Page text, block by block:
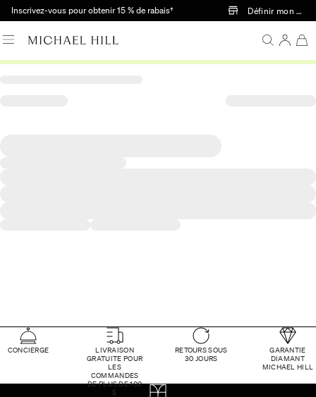
Passer au contenu principal
Inscrivez-vous pour obtenir 15 % de rabais† Définir mon
CONCIERGE
LIVRAISON
GRATUITE POUR
LES
COMMANDES
DE PLUS DE 100
$
RETOURS SOUS
30 JOURS
GARANTIE
DIAMANT
MICHAEL HILL